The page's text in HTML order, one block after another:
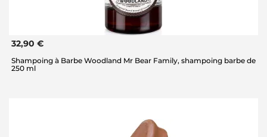
32,90 €
Shampoing à Barbe Woodland Mr Bear Family, shampoing barbe de
250 ml